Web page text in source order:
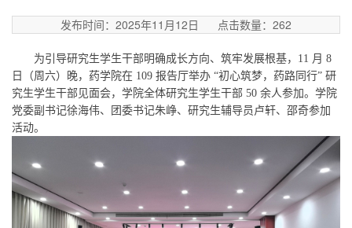
发布时间：2025年11月12日 点击数量： 262
为引导研究生学生干部明确成长方向、筑牢发展根基， 11 月 8
日（周六）晚，药学院在 109 报告厅举办 “初心筑梦，药路同行” 研
究生学生干部见面会，学院全体研究生学生干部 50 余人参加。学院
党委副书记徐海伟、团委书记朱峥、研究生辅导员卢轩、邵奇参加
活动。